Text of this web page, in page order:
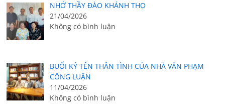
NHỚ THẦY ĐÀO KHÁNH THỌ
21/04/2026
Không có bình luận
BUỔI KÝ TÊN THÂN TÌNH CỦA NHÀ VĂN PHẠM
CÔNG LUẬN
11/04/2026
Không có bình luận